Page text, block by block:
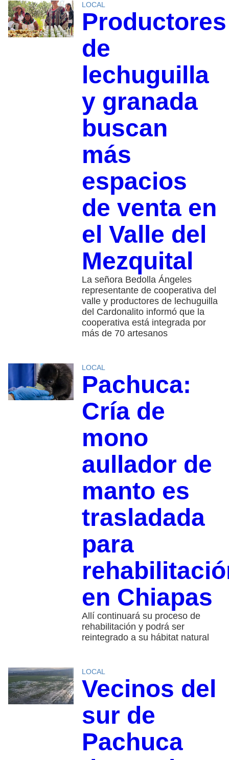
LOCAL
Productores
de
lechuguilla
y granada
buscan
más
espacios
de venta en
el Valle del
Mezquital
La señora Bedolla Ángeles
representante de cooperativa del
valle y productores de lechuguilla
del Cardonalito informó que la
cooperativa está integrada por
más de 70 artesanos
LOCAL
Pachuca:
Cría de
mono
aullador de
manto es
trasladada
para
en Chiapas
Allí continuará su proceso de
rehabilitación y podrá ser
reintegrado a su hábitat natural
LOCAL
Vecinos del
sur de
Pachuca